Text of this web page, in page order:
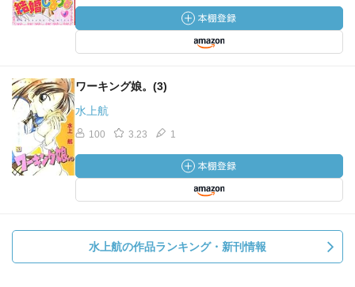
ワーキング娘。(3)
水上航
100 3.23 1
水上航の作品ランキング・新刊情報